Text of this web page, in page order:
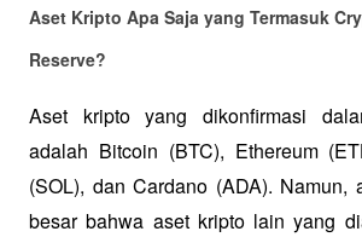
Aset Kripto Apa Saja yang Termasuk
Reserve?
Aset kripto yang dikonfirmasi
adalah Bitcoin (BTC), Ethereum
(SOL), dan Cardano (ADA). Namun,
besar bahwa aset kripto lain yang